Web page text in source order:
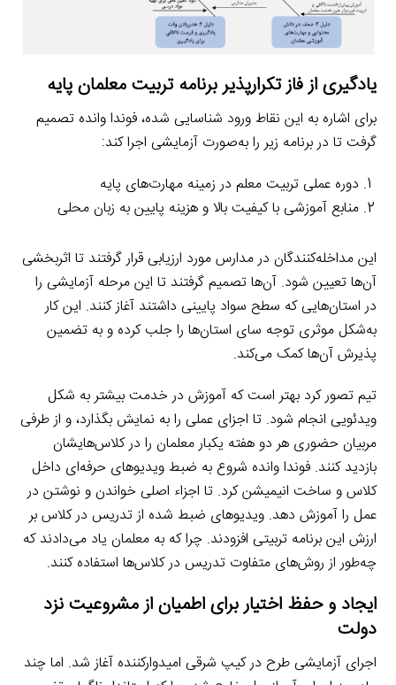
یادگیری از فاز تکرارپذیر برنامه تربیت معلمان پایه
برای اشاره به این نقاط ورود شناسایی شده، فوندا وانده تصمیم
گرفت تا در برنامه زیر را به‌صورت آزمایشی اجرا کند:
دوره عملی تربیت معلم در زمینه مهارت‌های پایه
منابع آموزشی با کیفیت بالا و هزینه پایین به زبان محلی
این مداخله‌کنندگان در مدارس مورد ارزیابی قرار گرفتند تا اثربخشی
آن‌ها تعیین شود. آن‌ها تصمیم گرفتند تا این مرحله آزمایشی را
در استان‌هایی که سطح سواد پایینی داشتند آغاز کنند. این کار
به‌شکل موثری توجه سای استان‌ها را جلب کرده و به تضمین
پذیرش آن‌ها کمک می‌کند.
تیم تصور کرد بهتر است که آموزش در خدمت بیشتر به شکل
ویدئویی انجام شود. تا اجزای عملی را به نمایش بگذارد، و از طرفی
مربیان حضوری هر دو هفته یکبار معلمان را در کلاس‌هایشان
بازدید کنند. فوندا وانده شروع به ضبط ویدیوهای حرفه‌ای داخل
کلاس و ساخت انیمیشن کرد. تا اجزاء اصلی خواندن و نوشتن در
عمل را آموزش دهد. ویدیوهای ضبط شده از تدریس در کلاس بر
ارزش این برنامه تربیتی افزودند. چرا که به معلمان یاد می‌دادند که
چه‌طور از روش‌های متفاوت تدریس در کلاس‌ها استفاده کنند.
ایجاد و حفظ اختیار برای اطمیان از مشروعیت نزد
دولت
اجرای آزمایشی طرح در کیپ شرقی امیدوارکننده آغاز شد. اما چند